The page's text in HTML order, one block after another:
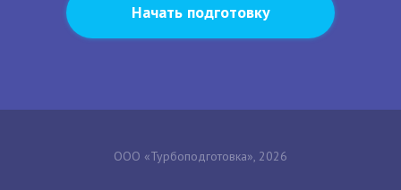
Начать подготовку
ООО «Турбоподготовка», 2026